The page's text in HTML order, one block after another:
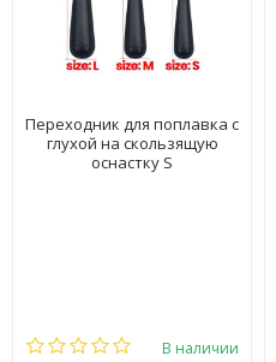
Переходник для поплавка с
глухой на скользящую
оснастку S
В наличии